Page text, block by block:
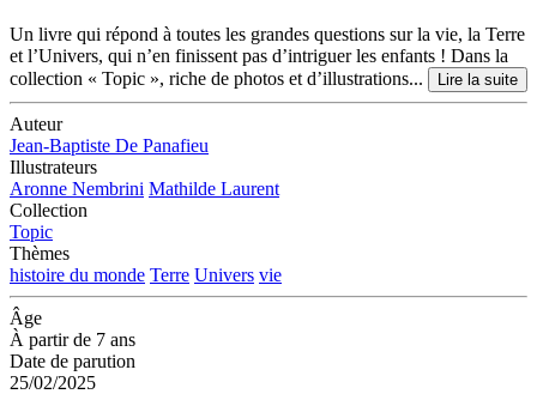
Un livre qui répond à toutes les grandes questions sur la vie, la Terre
et l’Univers, qui n’en finissent pas d’intriguer les enfants ! Dans la
collection « Topic », riche de photos et d’illustrations...
Lire la suite
Auteur
Jean-Baptiste De Panafieu
Illustrateurs
Aronne Nembrini Mathilde Laurent
Collection
Topic
Thèmes
histoire du monde Terre Univers vie
Âge
À partir de 7 ans
Date de parution
25/02/2025